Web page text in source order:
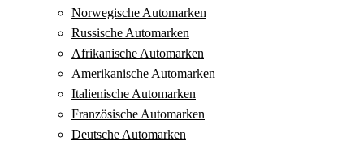
Norwegische Automarken
Russische Automarken
Afrikanische Automarken
Amerikanische Automarken
Italienische Automarken
Französische Automarken
Deutsche Automarken